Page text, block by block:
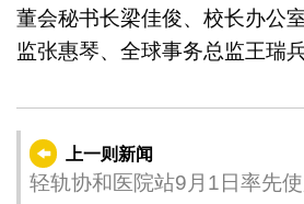
董会秘书长梁佳俊、校长办公
监张惠琴、全球事务总监王瑞
上一则新闻
轻轨协和医院站9月1日率先